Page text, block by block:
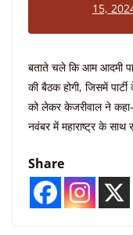
15,
बताते चले कि आम आदमी
की बैठक होगी, जिसमें
को लेकर केजरीवाल ने
नवंबर में महाराष्ट्र के साथ
Share